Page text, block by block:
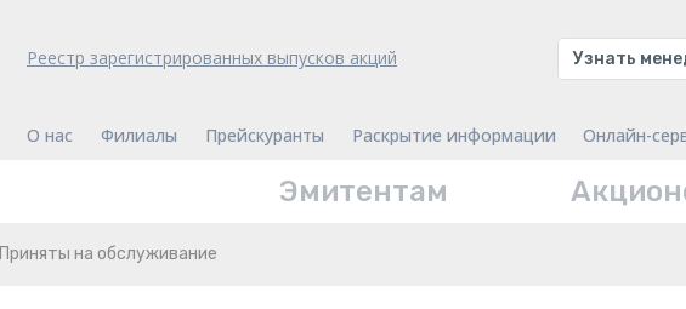
Реестр зарегистрированных выпусков акций Узнать
О нас Филиалы Прейскуранты Раскрытие информации Онлайн-
Эмитентам
Приняты на обслуживание